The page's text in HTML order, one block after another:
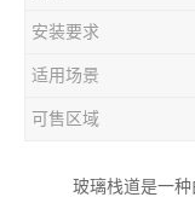
安装要求
适用场景
可售区域
玻璃栈道是一